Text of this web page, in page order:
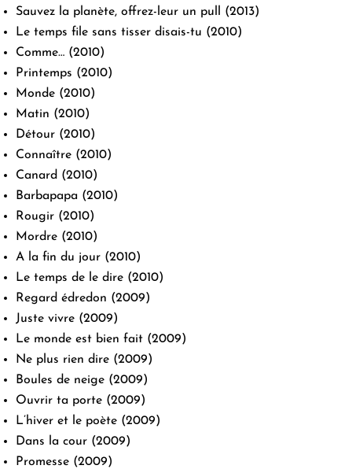
Sauvez la planète, offrez-leur un pull
(2013)
Le temps file sans tisser disais-tu (2010)
Comme… (2010)
Printemps (2010)
Monde (2010)
Matin (2010)
Détour (2010)
Connaître (2010)
Canard (2010)
Barbapapa (2010)
Rougir (2010)
Mordre (2010)
A la fin du jour (2010)
Le temps de le dire (2010)
Regard édredon (2009)
Juste vivre (2009)
Le monde est bien fait (2009)
Ne plus rien dire (2009)
Boules de neige (2009)
Ouvrir ta porte (2009)
L’hiver et le poète (2009)
Dans la cour (2009)
Promesse (2009)